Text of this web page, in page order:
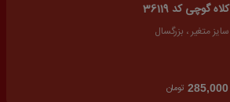
کلاه گوچی کد 36119
سایز متغیر ، بزرگسال
285,000 تومان